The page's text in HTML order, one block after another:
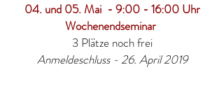
04. und 05. Mai - 9:00 - 16:00 Uhr
Wochenendseminar
3 Plätze noch frei
Anmeldeschluss - 26. April 2019